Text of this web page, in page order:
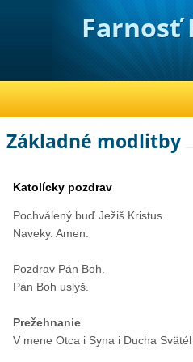
Farnosť
Základné modlitby
Katolícky pozdrav
Pochválený buď Ježiš Kristus.
Naveky. Amen.
Pozdrav Pán Boh.
Pán Boh uslyš.
Prežehnanie
V mene Otca i Syna i Ducha